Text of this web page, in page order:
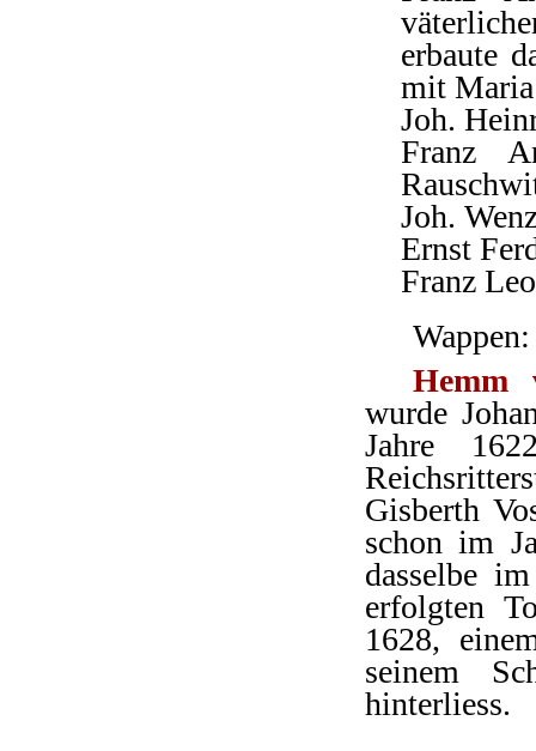
erbaute
mit
Joh.
Franz
Joh.
Ernst
Franz
Hemm
wurde
Jahre
Gisberth
schon im
dasselbe
erfolgten
1628,
seinem
hinterliess.